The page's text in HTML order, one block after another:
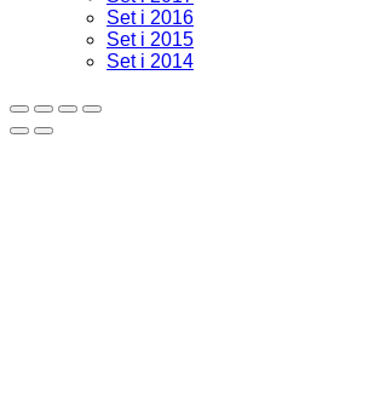
Set i 2016
Set i 2015
Set i 2014